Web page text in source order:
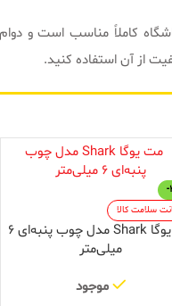
کاملاً مناسب است و دوام
از آن استفاده کنید.
-
سلامت کالا
مت یوگا Shark مدل چوب پنبه‌ای ۶
میلی‌متر
موجود